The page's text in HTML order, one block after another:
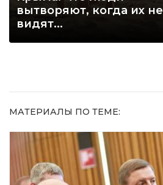
вытворяют, когда их не
видят...
МАТЕРИАЛЫ ПО ТЕМЕ: